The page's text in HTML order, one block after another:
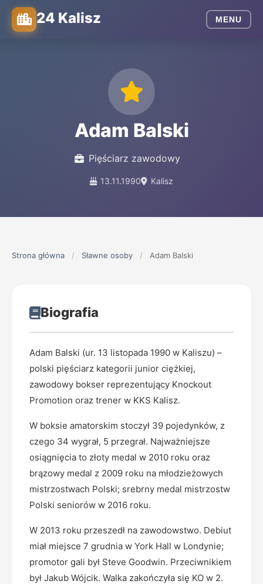
24 Kalisz MENU
Adam Balski
Pięściarz zawodowy
13.11.1990 Kalisz
Strona główna / Sławne osoby / Adam Balski
Biografia
Adam Balski (ur. 13 listopada 1990 w Kaliszu) –
polski pięściarz kategorii junior ciężkiej,
zawodowy bokser reprezentujący Knockout
Promotion oraz trener w KKS Kalisz.
W boksie amatorskim stoczył 39 pojedynków, z
czego 34 wygrał, 5 przegrał. Najważniejsze
osiągnięcia to złoty medal w 2010 roku oraz
brązowy medal z 2009 roku na młodzieżowych
mistrzostwach Polski; srebrny medal mistrzostw
Polski seniorów w 2016 roku.
W 2013 roku przeszedł na zawodowstwo. Debiut
miał miejsce 7 grudnia w York Hall w Londynie;
promotor gali był Steve Goodwin. Przeciwnikiem
był Jakub Wójcik. Walka zakończyła się KO w 2.